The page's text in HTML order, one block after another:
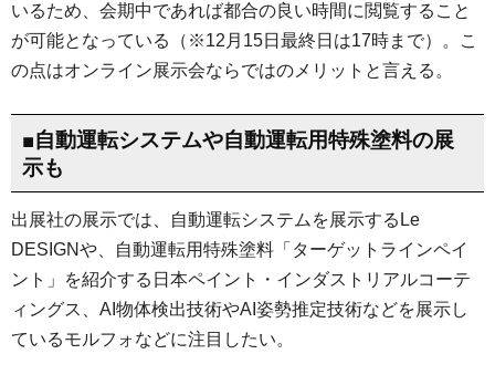
いるため、会期中であれば都合の良い時間に閲覧すること
が可能となっている（※12月15日最終日は17時まで）。こ
の点はオンライン展示会ならではのメリットと言える。
■自動運転システムや自動運転用特殊塗料の展
示も
出展社の展示では、自動運転システムを展示するLe
DESIGNや、自動運転用特殊塗料「ターゲットラインペイ
ント」を紹介する日本ペイント・インダストリアルコーテ
ィングス、AI物体検出技術やAI姿勢推定技術などを展示し
ているモルフォなどに注目したい。